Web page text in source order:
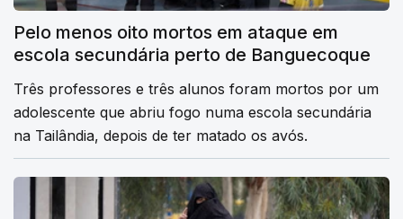
Pelo menos oito mortos em ataque em
escola secundária perto de Banguecoque
Três professores e três alunos foram mortos por um
adolescente que abriu fogo numa escola secundária
na Tailândia, depois de ter matado os avós.